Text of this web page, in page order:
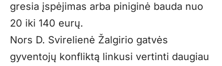
gresia įspėjimas arba piniginė bauda nuo
20 iki 140 eurų.
Nors D. Svirelienė Žalgirio gatvės
gyventojų konfliktą linkusi vertinti daugiau